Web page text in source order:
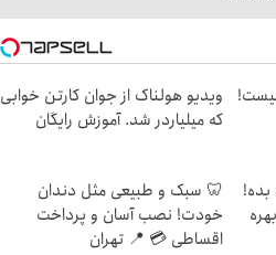
نیست!
ویدیو هولناک از جوان کارتن خوابی
که میلیاردر شد. آموزش رایگان
دیگه بده!
🦷 سبک و طبیعی مثل دندان
خودت! نصب آسان و پرداخت
اقساطی 💳 📍 تهران